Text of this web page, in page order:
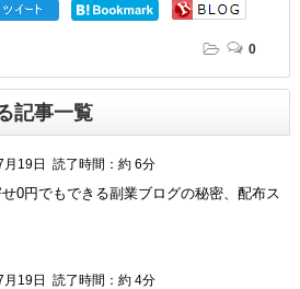
0
記事一覧
19日 読了時間：約 6分
0円でもできる副業ブログの秘密、配布ス
19日 読了時間：約 4分